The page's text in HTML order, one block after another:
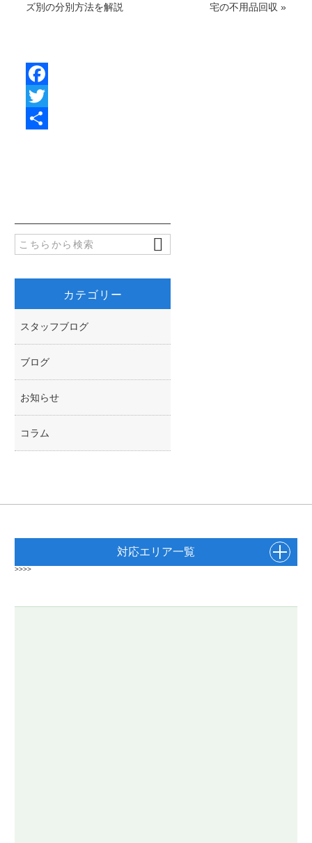
ズ別の分別方法を解説
宅の不用品回収 »
F
カテゴリー
スタッフブログ
ブログ
お知らせ
コラム
対応エリア一覧
>>>>